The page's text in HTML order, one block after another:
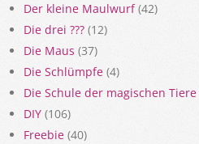
Der kleine Maulwurf(42)
Die drei ??? (12)
Die Maus (37)
Die Schlümpfe (4)
Die Schule der magischen Tiere
DIY (106)
Freebie (40)